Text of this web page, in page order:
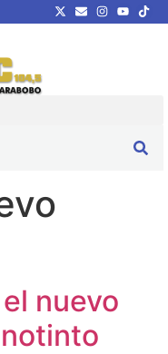
nuevo